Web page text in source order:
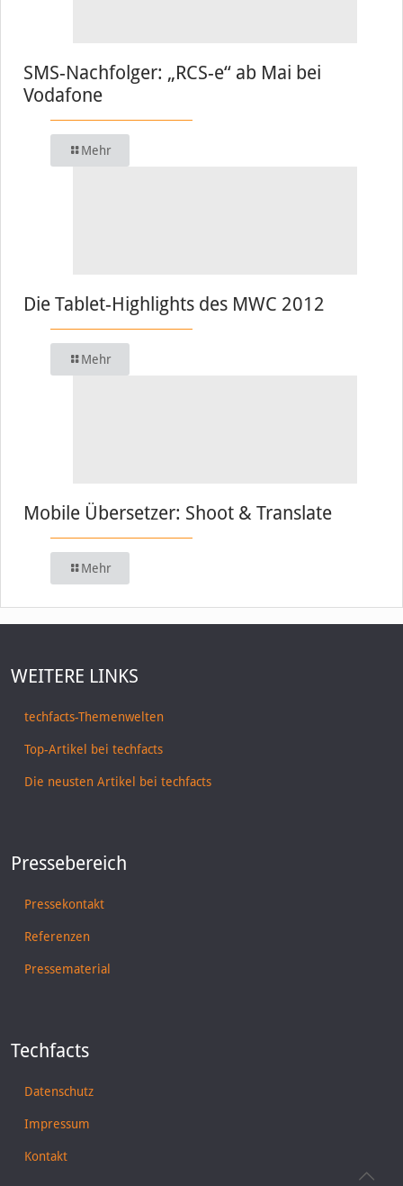
SMS-Nachfolger: „RCS-e“ ab Mai bei
Vodafone
Mehr
Die Tablet-Highlights des MWC 2012
Mehr
Mobile Übersetzer: Shoot & Translate
Mehr
WEITERE LINKS
techfacts-Themenwelten
Top-Artikel bei techfacts
Die neusten Artikel bei techfacts
Pressebereich
Pressekontakt
Referenzen
Pressematerial
Techfacts
Datenschutz
Impressum
Kontakt